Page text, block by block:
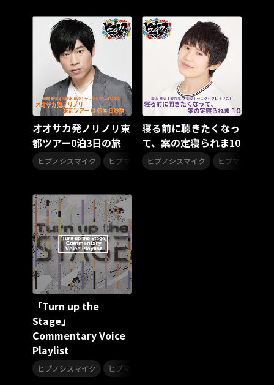
Little Black Dress
kein
ヴィジュアル系
前島亜美
SOUND FUJI
曽我部恵一
ヘレン・メリル
宮間利之とニューハード・オーケストラ
沢井忠夫
横山勝也
山本邦山 浜口庫之助
宮沢昭
白木秀雄
キングジャズ 尾川雄介
タイム 5
笠井紀美子
山本邦山&ゲイリー・ピーコック
沢田駿吾クインテット＋２
伊集加代子
中村八大
猪俣 猛とサウンド・リミテッド
横田年昭とビート・ジェネレーション
八木正生
サンリオピューロランド
ネバーランド
椎名へきる
白鳥英美子
対バン
カリスマジャンボリー
カリスマジャンボリーツアー
ODDLORE Last Live
ロッキン
ROCK IN JAPAN2024
イナズマロックフェス2024
イナズマロックフェス
TAKADA BAND
花岡幸代
アイドル
アニソン
ポピュラー音楽
平成ソング
令和ソング
オオサカ発ノリノリ東
都ツアー0泊3日の旅
ヒプノシスマイク ヒプマイ
寝る前に聴きたくなっ
て、案の定寝られま10
ヒプノシスマイク ヒプマイ
「Turn up the
Stage」
Commentary Voice
Playlist
ヒプノシスマイク ヒプマイ